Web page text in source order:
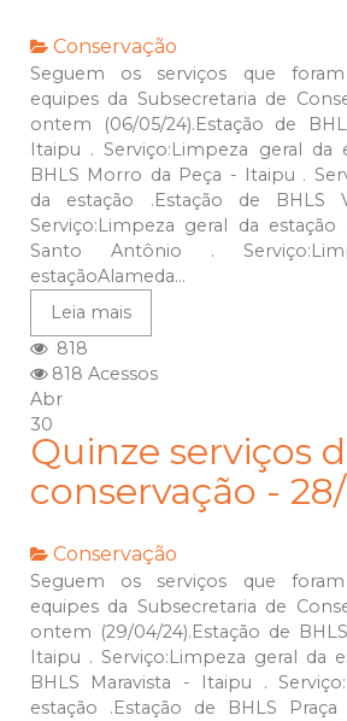
Conservação
Seguem os serviços que
equipes da Subsecretaria de
ontem (06/05/24).Estação de
Itaipu . Serviço:Limpeza geral da
BHLS Morro da Peça - Itaipu .
da estação .Estação de BHLS
Serviço:Limpeza geral da estação
Santo Antônio .
estaçãoAlameda...
Leia mais
818
818 Acessos
Abr
30
Quinze serviços
conservação -
Conservação
Seguem os serviços que
equipes da Subsecretaria de
ontem (29/04/24).Estação de
Itaipu . Serviço:Limpeza geral da
BHLS Maravista - Itaipu .
estação .Estação de BHLS